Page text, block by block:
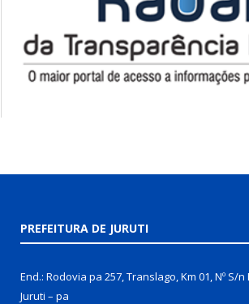
PREFEITURA DE JURUTI
End.: Rodovia pa 257, Translago, Km 01, Nº S/
Juruti – pa